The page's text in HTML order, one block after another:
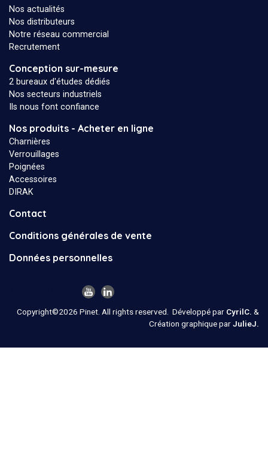
Nos actualités
Nos distributeurs
Notre réseau commercial
Recrutement
Conception sur-mesure
2 bureaux d'études dédiés
Nos secteurs industriels
Ils nous font confiance
Nos produits - Acheter en ligne
Charnières
Verrouillages
Poignées
Accessoires
DIRAK
Contact
Conditions générales de vente
Données personnelles
Copyright©2026 Pinet. All rights reserved. Développé par CyrilC. &
Création graphique parJulieJ.